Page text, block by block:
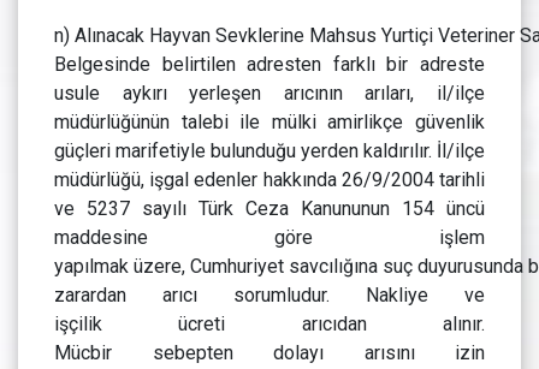
n) Alınacak Hayvan Sevklerine Mahsus Yurtiçi Veteriner
Belgesinde belirtilen adresten farklı bir adreste
usule aykırı yerleşen arıcının arıları, il/ilçe
müdürlüğünün talebi ile mülki amirlikçe güvenlik
güçleri marifetiyle bulunduğu yerden kaldırılır. İl/ilçe
müdürlüğü, işgal edenler hakkında 26/9/2004 tarihli
ve 5237 sayılı Türk Ceza Kanununun 154 üncü
maddesine göre işlem
yapılmak üzere, Cumhuriyet savcılığına suç
zarardan arıcı sorumludur. Nakliye ve
işçilik ücreti arıcıdan alınır.
Mücbir sebepten dolayı arısını izin